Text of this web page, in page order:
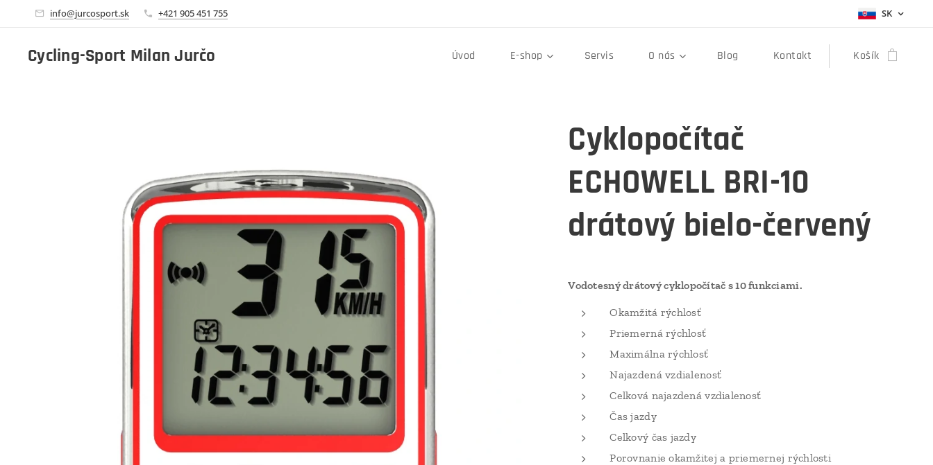
info@jurcosport.sk +421 905 451 755 SK
Cycling-Sport Milan Jurčo Úvod E-shop Servis O nás Blog Kontakt Košík
Cyklopočítač
ECHOWELL BRI-10
drátový bielo-červený
Vodotesný drátový cyklopočítač s 10 funkciami.
Okamžitá rýchlosť
Priemerná rýchlosť
Maximálna rýchlosť
Najazdená vzdialenosť
Celková najazdená vzdialenosť
Čas jazdy
Celkový čas jazdy
Porovnanie okamžitej a priemernej rýchlosti